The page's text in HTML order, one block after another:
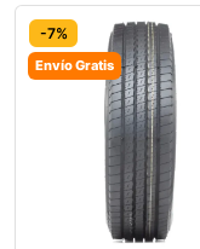
-7%
Envío Gratis